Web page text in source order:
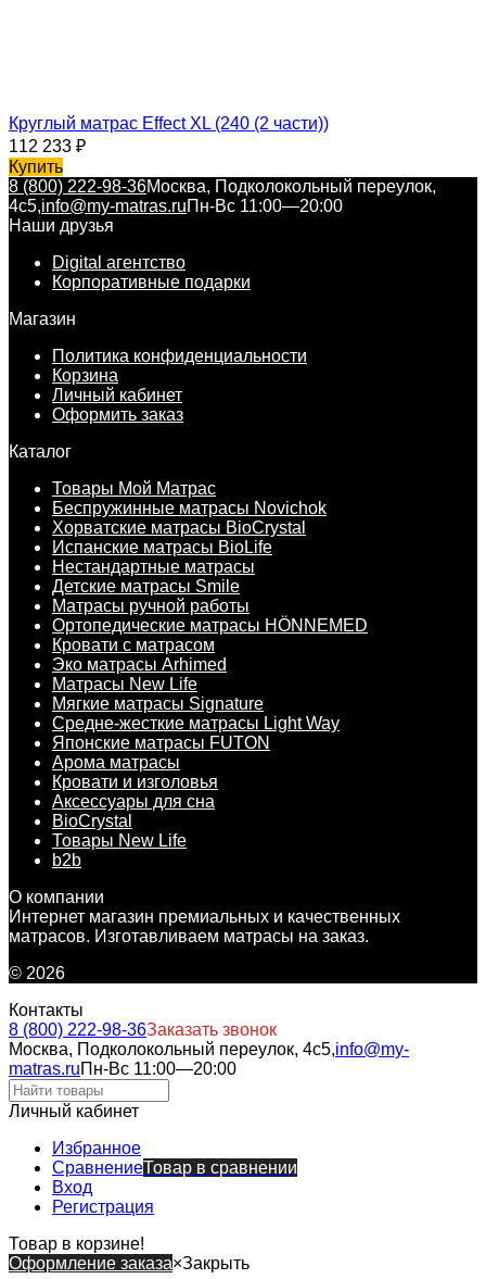
Круглый матрас Effect XL (240 (2 части))
112 233 ₽
Купить
8 (800) 222-98-36Москва, Подколокольный переулок,
4с5,info@my-matras.ruПн-Вс 11:00—20:00
Наши друзья
Digital агентство
Корпоративные подарки
Магазин
Политика конфиденциальности
Корзина
Личный кабинет
Оформить заказ
Каталог
Товары Мой Матрас
Беспружинные матрасы Novichok
Хорватские матрасы BioCrystal
Испанские матрасы BioLife
Нестандартные матрасы
Детские матрасы Smile
Матрасы ручной работы
Ортопедические матрасы HÖNNEMED
Кровати с матрасом
Эко матрасы Arhimed
Матрасы New Life
Мягкие матрасы Signature
Средне-жесткие матрасы Light Way
Японские матрасы FUTON
Арома матрасы
Кровати и изголовья
Аксессуары для сна
BioCrystal
Товары New Life
b2b
О компании
Интернет магазин премиальных и качественных
матрасов. Изготавливаем матрасы на заказ.
© 2026
Контакты
8 (800) 222-98-36Заказать звонок
Москва, Подколокольный переулок, 4с5,info@my-
matras.ruПн-Вс 11:00—20:00
Личный кабинет
Избранное
СравнениеТовар в сравнении
Вход
Регистрация
Товар в корзине!
Оформление заказа×Закрыть